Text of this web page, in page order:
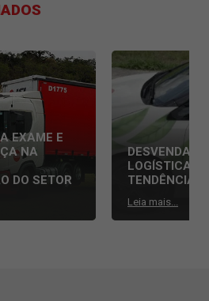
EXAME E
NA
DO SETOR
LOGÍSTICA:
TENDÊNCIAS
Leia mais...